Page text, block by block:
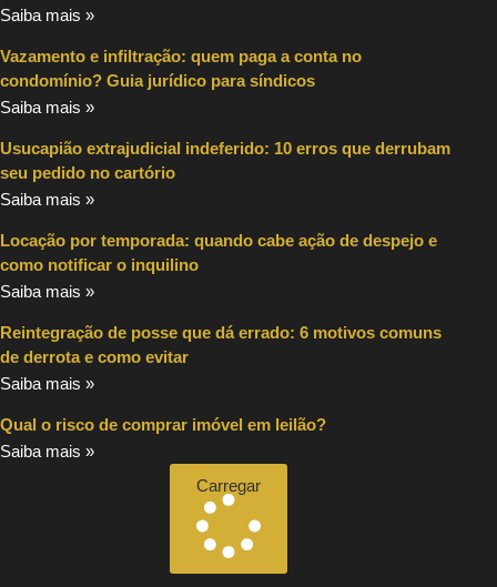
Saiba mais »
Vazamento e infiltração: quem paga a conta no
condomínio? Guia jurídico para síndicos
Saiba mais »
Usucapião extrajudicial indeferido: 10 erros que derrubam
seu pedido no cartório
Saiba mais »
Locação por temporada: quando cabe ação de despejo e
como notificar o inquilino
Saiba mais »
Reintegração de posse que dá errado: 6 motivos comuns
de derrota e como evitar
Saiba mais »
Qual o risco de comprar imóvel em leilão?
Saiba mais »
Carregar